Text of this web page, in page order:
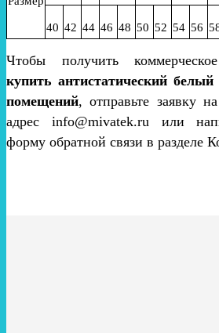
40 42 44 46 48 50 52 54 56
Чтобы получить
купить антистатический
помещений, отправьте заявку
адрес info@mivatek.ru или
форму обратной связи в разделе